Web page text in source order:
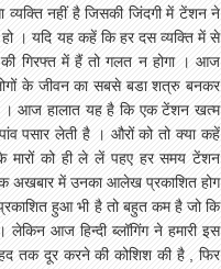
व्यक्ति नहीं है जिसकी जिंदगी में टेंशन ने
। यदि यह कहें कि हर दस व्यक्ति में से
की गिरफ्त में हैं तो गलत न होगा । आज
के जीवन का सबसे बडा शत्रु बनकर
। आज हालात यह है कि एक टेंशन खत्म
पांव पसार लेती है । औरों को तो क्या कहें
मारों को ही ले लें पहए हर समय टेंशन
अखबार में उनका आलेख प्रकाशित होग
हुआ भी है तो बहुत कम है जो कि
लेकिन आज हिन्दी ब्लॉगिंग ने हमारी इस
तक दूर करने की कोशिश की है , फिर